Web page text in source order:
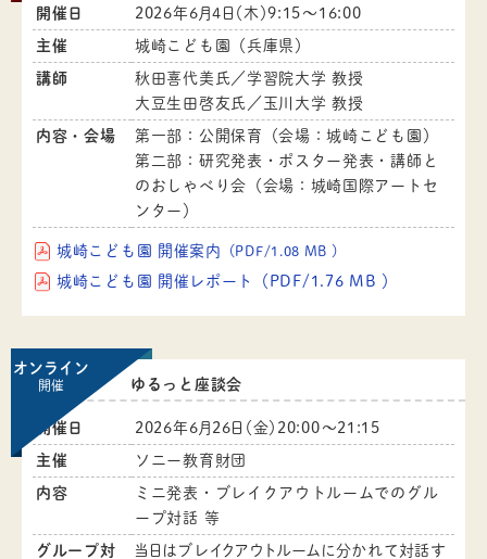
開催日 2026年6月4日（木）9:15～16:00
主催 城崎こども園（兵庫県）
講師
秋田喜代美氏／学習院大学 教授
大豆生田啓友氏／玉川大学 教授
内容・会場
第一部：公開保育（会場：城崎こども園）
第二部：研究発表・ポスター発表・講師と
のおしゃべり会（会場：城崎国際アートセ
ンター）
城崎こども園 開催案内 （PDF/1.08 MB ）
城崎こども園 開催レポート（PDF/1.76 MB ）
オンライン
開催 ゆるっと座談会
開催日 2026年6月26日（金）20:00〜21:15
主催 ソニー教育財団
内容
ミニ発表・ブレイクアウトルームでのグル
ープ対話 等
グループ対
当日はブレイクアウトルームに分かれて対話す